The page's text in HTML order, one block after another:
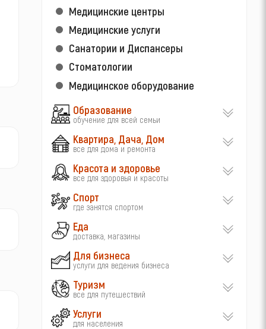
Медицинские центры
Медицинские услуги
Санатории и Диспансеры
Стоматологии
Медицинское оборудование
Образование
обучение для всей семьи
Квартира, Дача, Дом
все для дома и ремонта
Красота и здоровье
все для здоровья и красоты
Спорт
где занятся спортом
Еда
доставка, магазины
Для бизнеса
услуги для ведения бизнеса
Туризм
все для путешествий
Услуги
для населения